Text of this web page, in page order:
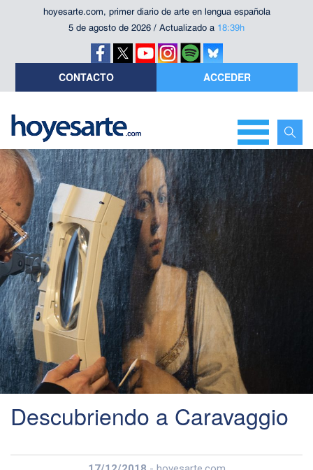
hoyesarte.com, primer diario de arte en lengua española
5 de agosto de 2026 / Actualizado a 18:39h
CONTACTO ACCEDER
Descubriendo a Caravaggio